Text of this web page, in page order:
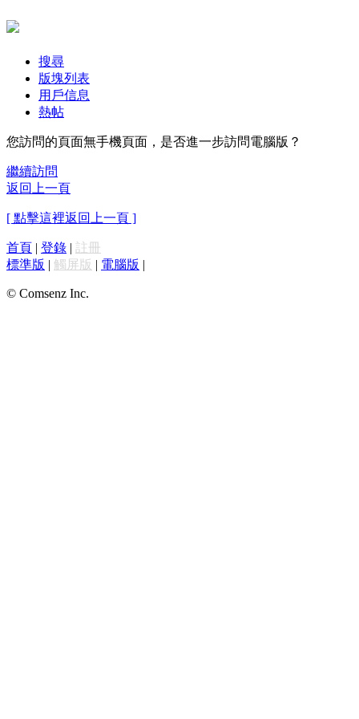
搜尋
版塊列表
用戶信息
熱帖
您訪問的頁面無手機頁面，是否進一步訪問電腦版？
繼續訪問
返回上一頁
[ 點擊這裡返回上一頁 ]
首頁 | 登錄 | 註冊
標準版 | 觸屏版 | 電腦版 |
© Comsenz Inc.